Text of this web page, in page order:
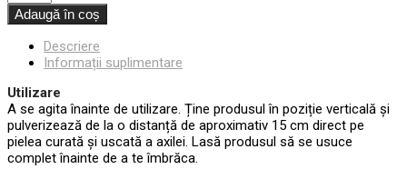
Adaugă în coș
Descriere
Informații suplimentare
Utilizare
A se agita înainte de utilizare. Ține produsul în poziție verticală și
pulverizează de la o distanță de aproximativ 15 cm direct pe
pielea curată și uscată a axilei. Lasă produsul să se usuce
complet înainte de a te îmbrăca.